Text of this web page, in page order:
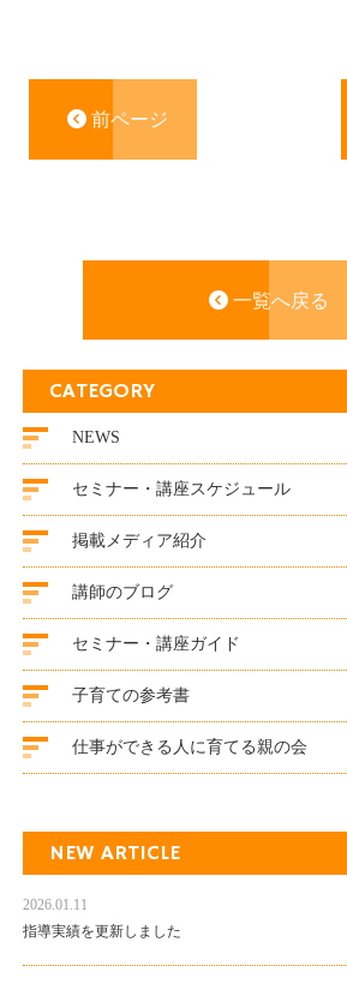
前ページ
一覧へ戻る
CATEGORY
NEWS
セミナー・講座スケジュール
掲載メディア紹介
講師のブログ
セミナー・講座ガイド
子育ての参考書
仕事ができる人に育てる親の会
NEW ARTICLE
2026.01.11
指導実績を更新しました